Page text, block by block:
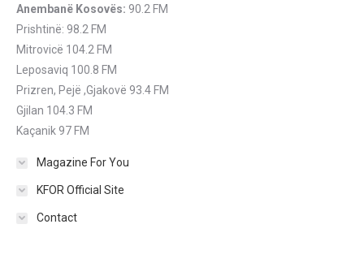
Anembanë Kosovës: 90.2 FM
Prishtinë: 98.2 FM
Mitrovicë 104.2 FM
Leposaviq 100.8 FM
Prizren, Pejë ,Gjakovë 93.4 FM
Gjilan 104.3 FM
Kaçanik 97 FM
Magazine For You
KFOR Official Site
Contact